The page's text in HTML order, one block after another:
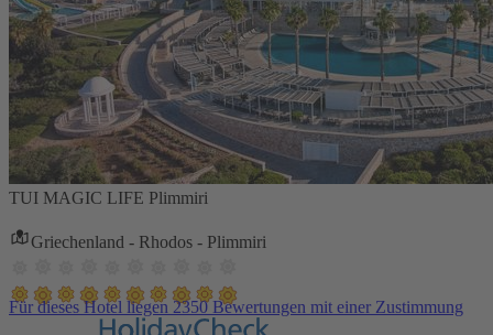
TUI MAGIC LIFE Plimmiri
Griechenland - Rhodos - Plimmiri
Für dieses Hotel liegen 2350 Bewertungen mit einer Zustimmung